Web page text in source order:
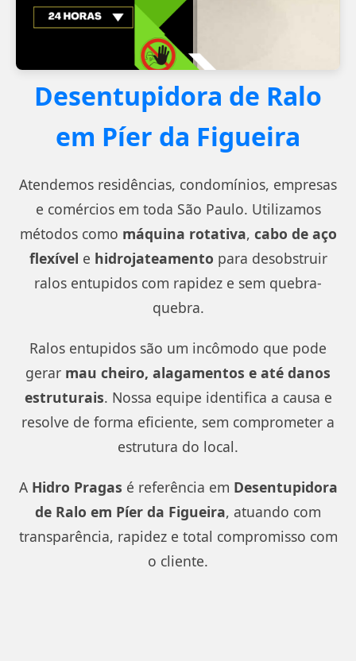
Desentupidora de Ralo
em Píer da Figueira
Atendemos residências, condomínios, empresas
e comércios em toda São Paulo. Utilizamos
métodos como máquina rotativa, cabo de aço
flexível e hidrojateamento para desobstruir
ralos entupidos com rapidez e sem quebra-
quebra.
Ralos entupidos são um incômodo que pode
gerar mau cheiro, alagamentos e até danos
estruturais. Nossa equipe identifica a causa e
resolve de forma eficiente, sem comprometer a
estrutura do local.
A Hidro Pragas é referência em Desentupidora
de Ralo em Píer da Figueira, atuando com
transparência, rapidez e total compromisso com
o cliente.